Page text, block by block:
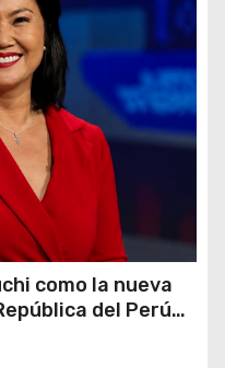
como la nueva
del Perú
2026-2031